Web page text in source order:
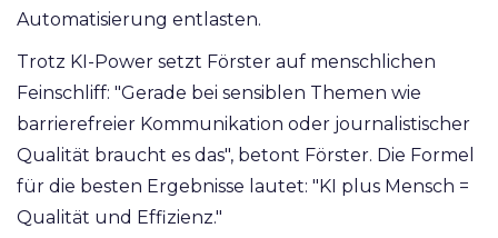
Automatisierung entlasten.
Trotz KI-Power setzt Förster auf menschlichen
Feinschliff: "Gerade bei sensiblen Themen wie
barrierefreier Kommunikation oder journalistischer
Qualität braucht es das", betont Förster. Die Formel
für die besten Ergebnisse lautet: "KI plus Mensch =
Qualität und Effizienz."